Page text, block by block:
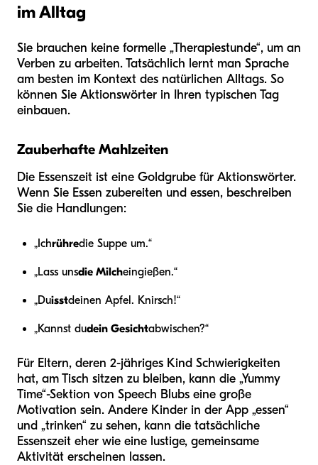
im Alltag
Sie brauchen keine formelle „Therapiestunde“, um an
Verben zu arbeiten. Tatsächlich lernt man Sprache
am besten im Kontext des natürlichen Alltags. So
können Sie Aktionswörter in Ihren typischen Tag
einbauen.
Zauberhafte Mahlzeiten
Die Essenszeit ist eine Goldgrube für Aktionswörter.
Wenn Sie Essen zubereiten und essen, beschreiben
Sie die Handlungen:
„Ichrühredie Suppe um.“
„Lass unsdie Milcheingießen.“
„Duisstdeinen Apfel. Knirsch!“
„Kannst dudein Gesichtabwischen?“
Für Eltern, deren 2-jähriges Kind Schwierigkeiten
hat, am Tisch sitzen zu bleiben, kann die „Yummy
Time“-Sektion von Speech Blubs eine große
Motivation sein. Andere Kinder in der App „essen“
und „trinken“ zu sehen, kann die tatsächliche
Essenszeit eher wie eine lustige, gemeinsame
Aktivität erscheinen lassen.